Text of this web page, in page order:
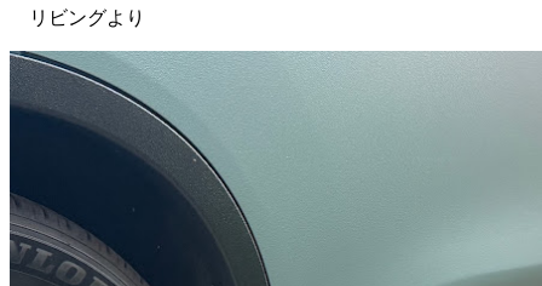
リビングより